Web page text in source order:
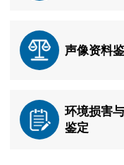
声像资料
环境损害
鉴定